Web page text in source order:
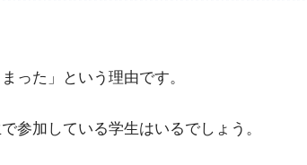
った」という理由です。
参加している学生はいるでしょう。